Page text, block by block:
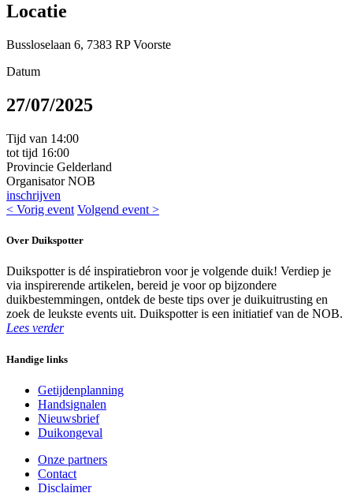
Locatie
Bussloselaan 6, 7383 RP Voorste
Datum
27/07/2025
Tijd van 14:00
tot tijd 16:00
Provincie Gelderland
Organisator NOB
inschrijven
< Vorig event Volgend event >
Over Duikspotter
Duikspotter is dé inspiratiebron voor je volgende duik! Verdiep je
via inspirerende artikelen, bereid je voor op bijzondere
duikbestemmingen, ontdek de beste tips over je duikuitrusting en
zoek de leukste events uit. Duikspotter is een initiatief van de NOB.
Lees verder
Handige links
Getijdenplanning
Handsignalen
Nieuwsbrief
Duikongeval
Onze partners
Contact
Disclaimer